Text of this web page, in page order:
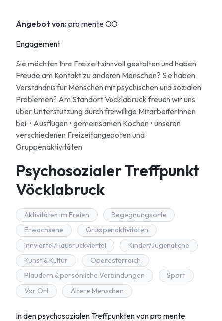
Angebot von: pro mente OÖ
Engagement
Sie möchten Ihre Freizeit sinnvoll gestalten und haben
Freude am Kontakt zu anderen Menschen? Sie haben
Verständnis für Menschen mit psychischen und sozialen
Problemen? Am Standort Vöcklabruck freuen wir uns
über Unterstützung durch freiwillige MitarbeiterInnen
bei: • Ausflügen • gemeinsamen Kochen • unseren
verschiedenen Freizeitangeboten und
Gruppenaktivitäten
Psychosozialer Treffpunkt
Vöcklabruck
Aktivitäten im Freien
Begegnungsorte
Erwachsene
Gruppenaktivitäten
Innviertel/Hausruckviertel
Kinder/Jugendliche
Kunst & Kultur
Oberösterreich
Plaudern & persönliche Verbindungen
Sport
Vor Ort
Ältere Menschen
In den psychosozialen Treffpunkten von pro mente